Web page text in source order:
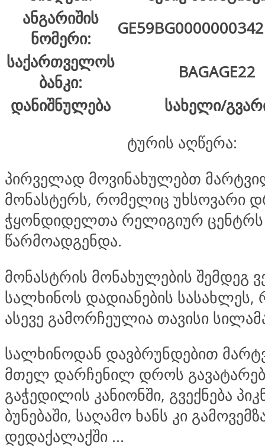
ანგარიშის
ნომერი:
საქართველოს
ბანკი:
BAGAGE22
დანიშნულება
სახელი/
ტურის აღწერა:
პირველად მოვინახულებთ
მონასტერს, რომელიც უხსოვარი
ჭყონდიდელთა რელიგიურ ცენტრს
წარმოადგენდა.
მონასტრის მონახულების შემდეგ
სალხინოს დადიანების
ასევე გამორჩეულია თავისი
სალხინოდან დავბრუნდებით
მთელ დარჩენილ დროს
გაჭედილის კანიონში, გვექნება
ბუნებაში, საღამო ხანს კი
დედაქალაქში …